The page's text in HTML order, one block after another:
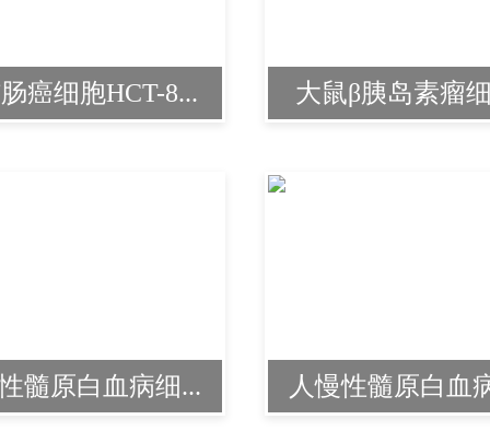
癌细胞HCT-8... 大鼠β胰岛素瘤
髓原白血病细... 人慢性髓原白血